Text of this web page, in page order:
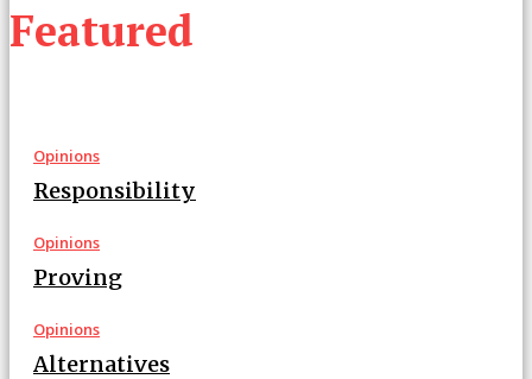
Featured
Opinions
Responsibility
Opinions
Proving
Opinions
Alternatives